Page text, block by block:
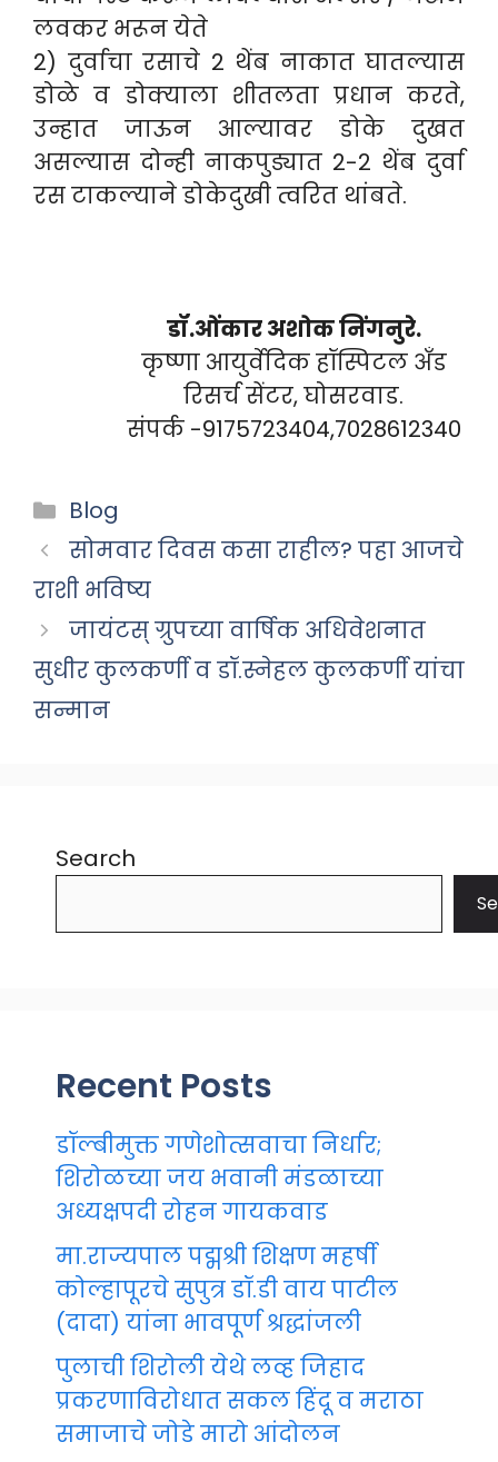
लवकर भरून येते
2) दुर्वाचा रसाचे 2 थेंब नाकात घातल्यास
डोळे व डोक्याला शीतलता प्रधान करते,
उन्हात जाऊन आल्यावर डोके दुखत
असल्यास दोन्ही नाकपुड्यात 2-2 थेंब दुर्वा
रस टाकल्याने डोकेदुखी त्वरित थांबते.
डॉ.ओंकार अशोक निंगनुरे.
कृष्णा आयुर्वेदिक हॉस्पिटल अँड
रिसर्च सेंटर, घोसरवाड.
संपर्क -9175723404,7028612340
Categories
Blog
सोमवार दिवस कसा राहील? पहा आजचे
राशी भविष्य
जायंटस् ग्रुपच्या वार्षिक अधिवेशनात
सुधीर कुलकर्णी व डॉ.स्नेहल कुलकर्णी यांचा
सन्मान
Search
Recent Posts
डॉल्बीमुक्त गणेशोत्सवाचा निर्धार;
शिरोळच्या जय भवानी मंडळाच्या
अध्यक्षपदी रोहन गायकवाड
मा.राज्यपाल पद्मश्री शिक्षण महर्षी
कोल्हापूरचे सुपुत्र डॉ.डी वाय पाटील
(दादा) यांना भावपूर्ण श्रद्धांजली
पुलाची शिरोली येथे लव्ह जिहाद
प्रकरणाविरोधात सकल हिंदू व मराठा
समाजाचे जोडे मारो आंदोलन